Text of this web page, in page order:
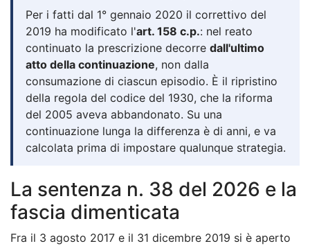
Per i fatti dal 1° gennaio 2020 il correttivo del
2019 ha modificato l'art. 158 c.p.: nel reato
continuato la prescrizione decorre dall'ultimo
atto della continuazione, non dalla
consumazione di ciascun episodio. È il ripristino
della regola del codice del 1930, che la riforma
del 2005 aveva abbandonato. Su una
continuazione lunga la differenza è di anni, e va
calcolata prima di impostare qualunque strategia.
La sentenza n. 38 del 2026 e la
fascia dimenticata
Fra il 3 agosto 2017 e il 31 dicembre 2019 si è aperto